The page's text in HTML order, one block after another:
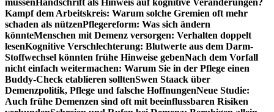
müssenHandschrift als Hinweis auf kognitive Veränderungen?
Kampf dem Arbeitskreis: Warum solche Gremien oft mehr
schaden als nützenPflegereform: Was sich ändern
könnteMenschen mit Demenz versorgen: Verhalten doppelt
lesenKognitive Verschlechterung: Blutwerte aus dem Darm-
Stoffwechsel könnten frühe Hinweise gebenNach dem Vorfall
nicht einfach weitermachen: Warum Sie in der Pflege einen
Buddy-Check etablieren solltenSwen Staack über
Demenzpolitik, Pflege und falsche HoffnungenNeue Studie:
Auch frühe Demenzen sind oft mit beeinflussbaren Risiken